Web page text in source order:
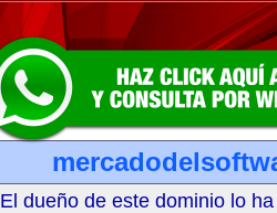
El dueño de este dominio lo